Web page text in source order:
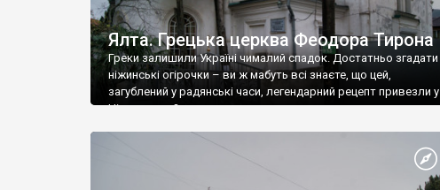
Ялта. Грецька церква Феодора Тирона
Греки залишили Україні чималий спадок. Достатньо згадати
ніжинські огірочки – ви ж мабуть всі знаєте, що цей,
загублений у радянські часи, легендарний рецепт привезли у
Ніжин греки?